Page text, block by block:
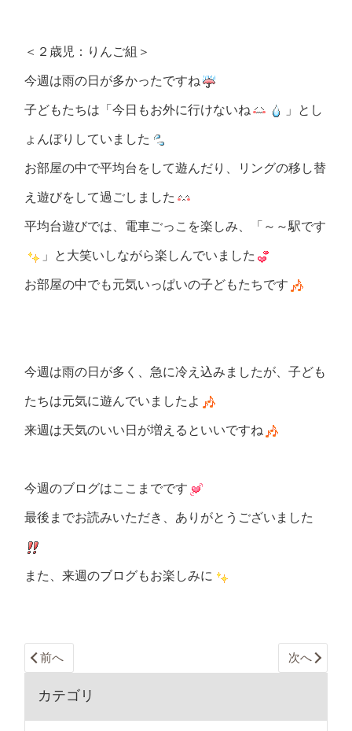
＜２歳児：りんご組＞
今週は雨の日が多かったですね
子どもたちは「今日もお外に行けないね 」とし
ょんぼりしていました
お部屋の中で平均台をして遊んだり、リングの移し替
え遊びをして過ごしました
平均台遊びでは、電車ごっこを楽しみ、「～～駅です
」と大笑いしながら楽しんでいました
お部屋の中でも元気いっぱいの子どもたちです
今週は雨の日が多く、急に冷え込みましたが、子ども
たちは元気に遊んでいましたよ
来週は天気のいい日が増えるといいですね
今週のブログはここまでです
最後までお読みいただき、ありがとうございました
また、来週のブログもお楽しみに
前へ 次へ
カテゴリ